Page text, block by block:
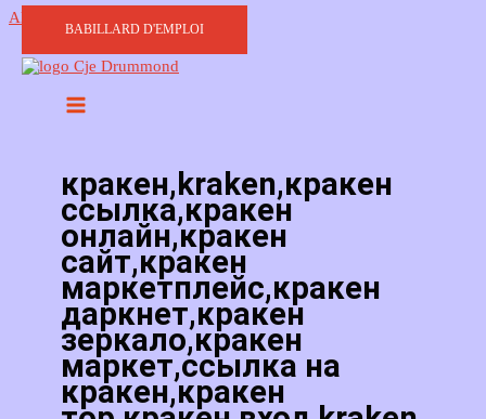
Aller au contenu
BABILLARD D'EMPLOI
кракен,kraken,кракен
ссылка,кракен
онлайн,кракен
сайт,кракен
маркетплейс,кракен
даркнет,кракен
зеркало,кракен
маркет,ссылка на
кракен,кракен